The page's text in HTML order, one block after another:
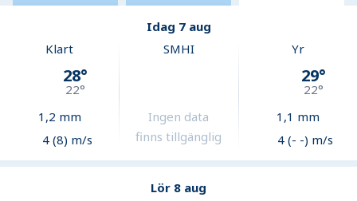
Idag 7 aug
Klart
28°
22°
1,2 mm
4 (8) m/s
SMHI
Ingen data
finns tillgänglig
Yr
29°
22°
1,1 mm
4 (- -) m/s
Lör 8 aug